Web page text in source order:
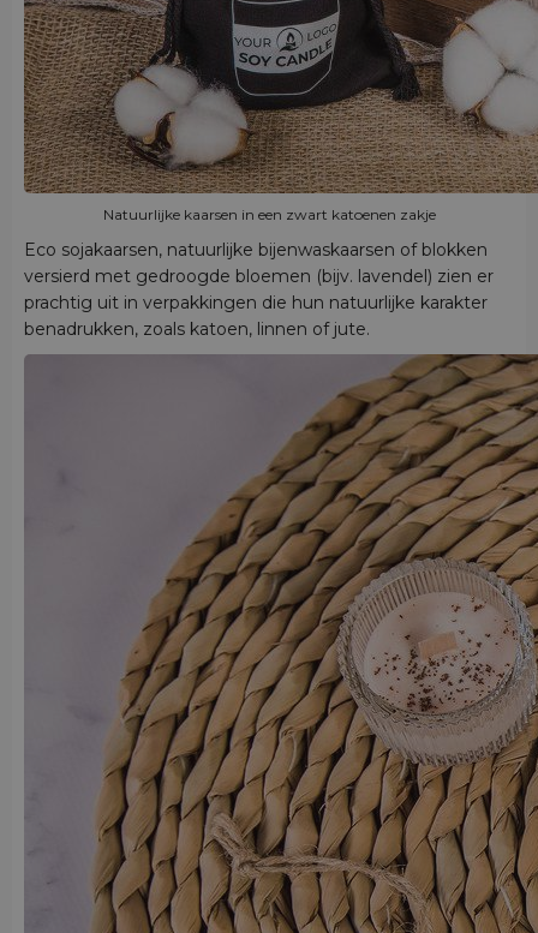
Natuurlijke kaarsen in een zwart katoenen zakje
Eco sojakaarsen, natuurlijke bijenwaskaarsen of blokken
versierd met gedroogde bloemen (bijv. lavendel) zien er
prachtig uit in verpakkingen die hun natuurlijke karakter
benadrukken, zoals katoen, linnen of jute.